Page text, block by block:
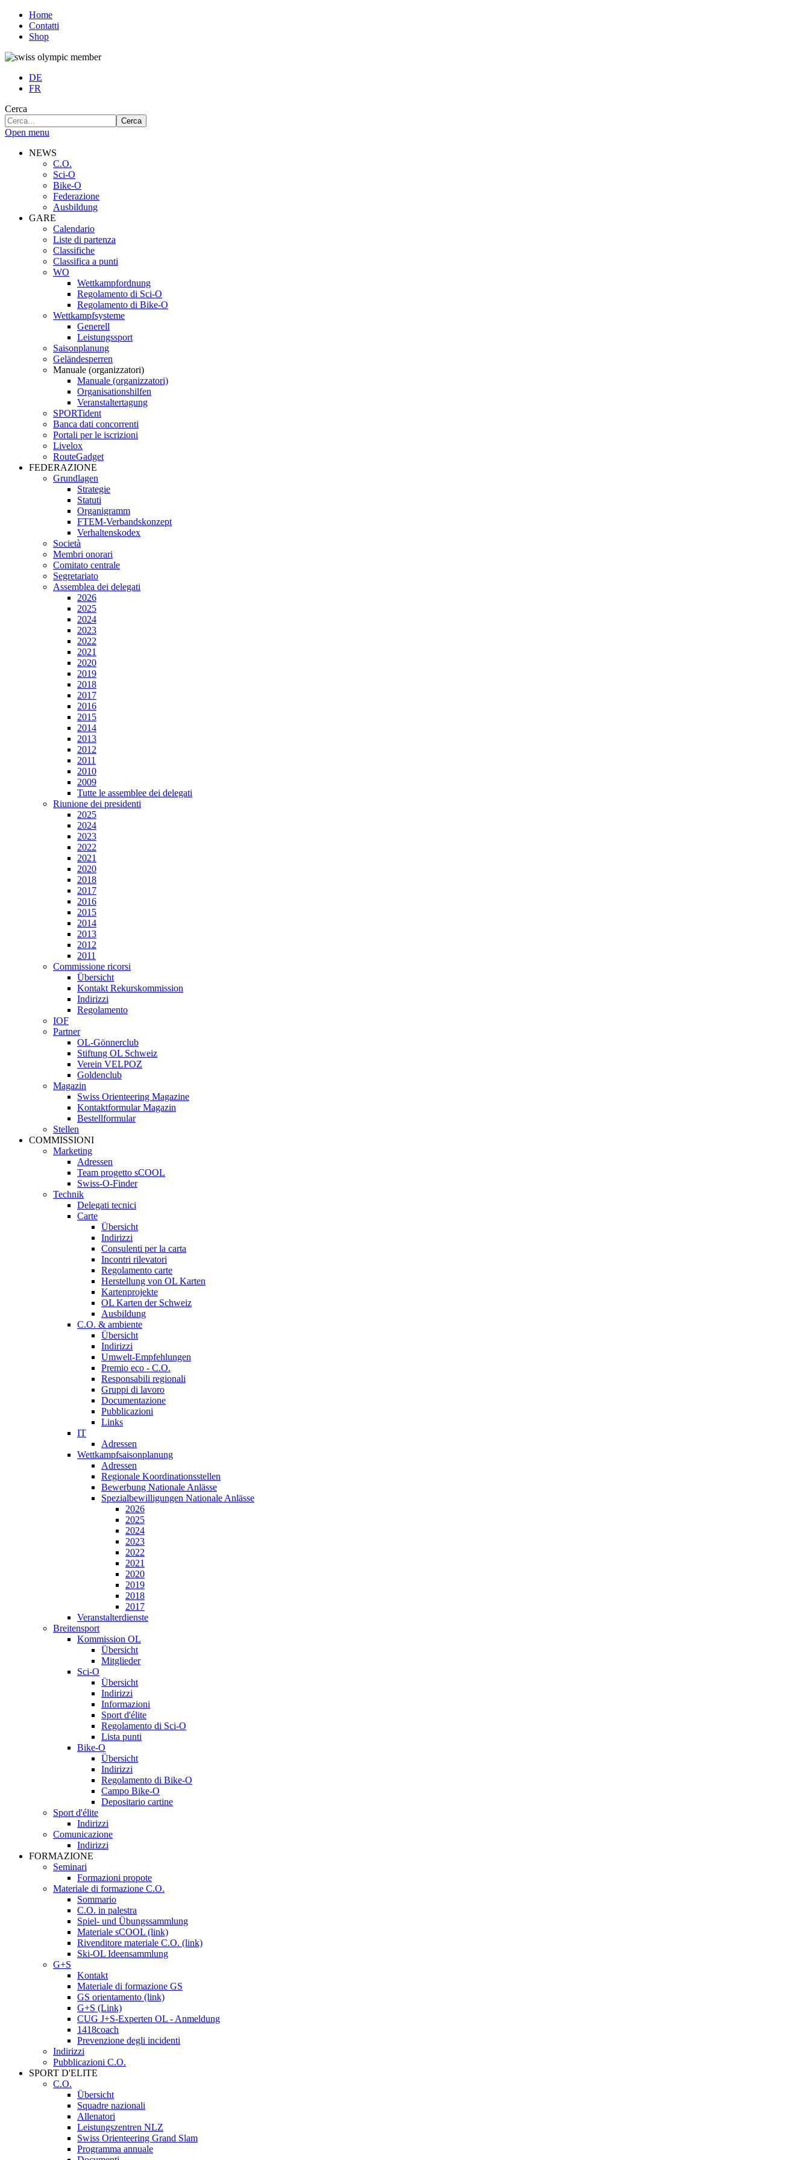
Home
Contatti
Shop
DE
FR
Cerca
Cerca
Open menu
NEWS
C.O.
Sci-O
Bike-O
Federazione
Ausbildung
GARE
Calendario
Liste di partenza
Classifiche
Classifica a punti
WO
Wettkampfordnung
Regolamento di Sci-O
Regolamento di Bike-O
Wettkampfsysteme
Generell
Leistungssport
Saisonplanung
Geländesperren
Manuale (organizzatori)
Manuale (organizzatori)
Organisationshilfen
Veranstaltertagung
SPORTident
Banca dati concorrenti
Portali per le iscrizioni
Livelox
RouteGadget
FEDERAZIONE
Grundlagen
Strategie
Statuti
Organigramm
FTEM-Verbandskonzept
Verhaltenskodex
Società
Membri onorari
Comitato centrale
Segretariato
Assemblea dei delegati
2026
2025
2024
2023
2022
2021
2020
2019
2018
2017
2016
2015
2014
2013
2012
2011
2010
2009
Tutte le assemblee dei delegati
Riunione dei presidenti
2025
2024
2023
2022
2021
2020
2018
2017
2016
2015
2014
2013
2012
2011
Commissione ricorsi
Übersicht
Kontakt Rekurskommission
Indirizzi
Regolamento
IOF
Partner
OL-Gönnerclub
Stiftung OL Schweiz
Verein VELPOZ
Goldenclub
Magazin
Swiss Orienteering Magazine
Kontaktformular Magazin
Bestellformular
Stellen
COMMISSIONI
Marketing
Adressen
Team progetto sCOOL
Swiss-O-Finder
Technik
Delegati tecnici
Carte
Übersicht
Indirizzi
Consulenti per la carta
Incontri rilevatori
Regolamento carte
Herstellung von OL Karten
Kartenprojekte
OL Karten der Schweiz
Ausbildung
C.O. & ambiente
Übersicht
Indirizzi
Umwelt-Empfehlungen
Premio eco - C.O.
Responsabili regionali
Gruppi di lavoro
Documentazione
Pubblicazioni
Links
IT
Adressen
Wettkampfsaisonplanung
Adressen
Regionale Koordinationsstellen
Bewerbung Nationale Anlässe
Spezialbewilligungen Nationale Anlässe
2026
2025
2024
2023
2022
2021
2020
2019
2018
2017
Veranstalterdienste
Breitensport
Kommission OL
Übersicht
Mitglieder
Sci-O
Übersicht
Indirizzi
Informazioni
Sport d'élite
Regolamento di Sci-O
Lista punti
Bike-O
Übersicht
Indirizzi
Regolamento di Bike-O
Campo Bike-O
Depositario cartine
Sport d'élite
Indirizzi
Comunicazione
Indirizzi
FORMAZIONE
Seminari
Formazioni propote
Materiale di formazione C.O.
Sommario
C.O. in palestra
Spiel- und Übungssammlung
Materiale sCOOL (link)
Rivenditore materiale C.O. (link)
Ski-OL Ideensammlung
G+S
Kontakt
Materiale di formazione GS
GS orientamento (link)
G+S (Link)
CUG J+S-Experten OL - Anmeldung
1418coach
Prevenzione degli incidenti
Indirizzi
Pubblicazioni C.O.
SPORT D'ELITE
C.O.
Übersicht
Squadre nazionali
Allenatori
Leistungszentren NLZ
Swiss Orienteering Grand Slam
Programma annuale